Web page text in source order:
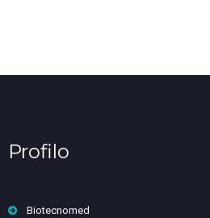
Profilo
Biotecnomed